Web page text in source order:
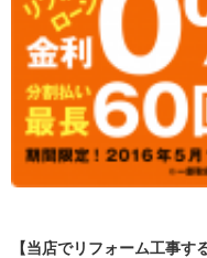
【当店でリフォーム工事